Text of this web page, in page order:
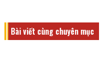
Bài viết cùng chuyên mục